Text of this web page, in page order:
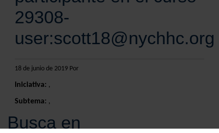
29308-
user:scott18@nychhc.org
18 de junio de 2019 Por
Iniciativa: ,
Subtema: ,
Busca en